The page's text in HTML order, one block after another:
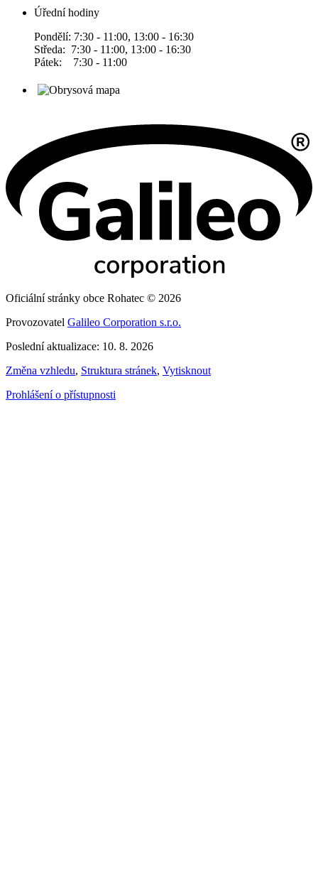
Úřední hodiny
Pondělí: 7:30 - 11:00, 13:00 - 16:30
Středa: 7:30 - 11:00, 13:00 - 16:30
Pátek: 7:30 - 11:00
Oficiální stránky obce Rohatec © 2026
Provozovatel Galileo Corporation s.r.o.
Poslední aktualizace: 10. 8. 2026
Změna vzhledu, Struktura stránek, Vytisknout
Prohlášení o přístupnosti